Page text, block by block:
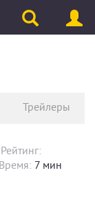
Трейлеры
Рейтинг:
Время: 7 мин